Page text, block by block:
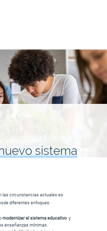
sistema
las circunstancias actuales es
diferentes enfoques:
modernizar el sistema educativoy
enseñanzas mínimas.